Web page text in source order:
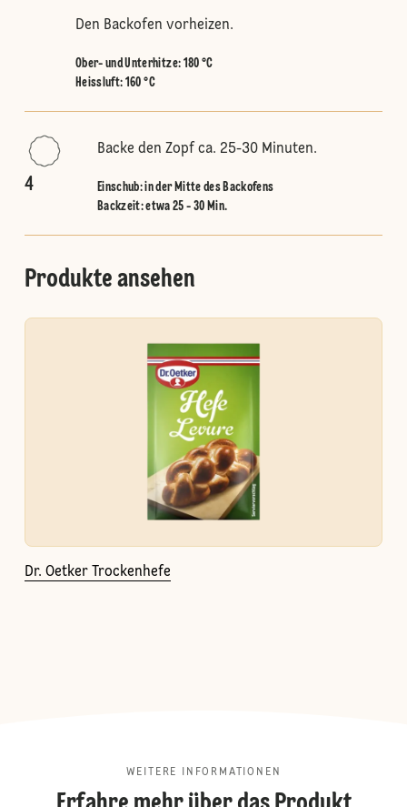
Den Backofen vorheizen.
Ober- und Unterhitze: 180 °C
Heissluft: 160 °C
4
Backe den Zopf ca. 25-30 Minuten.
Einschub:in der Mitte des Backofens
Backzeit: etwa 25 - 30 Min.
Produkte ansehen
Dr. Oetker Trockenhefe
WEITERE INFORMATIONEN